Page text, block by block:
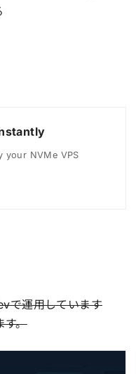
your NVMe VPS
で運用しています
す。